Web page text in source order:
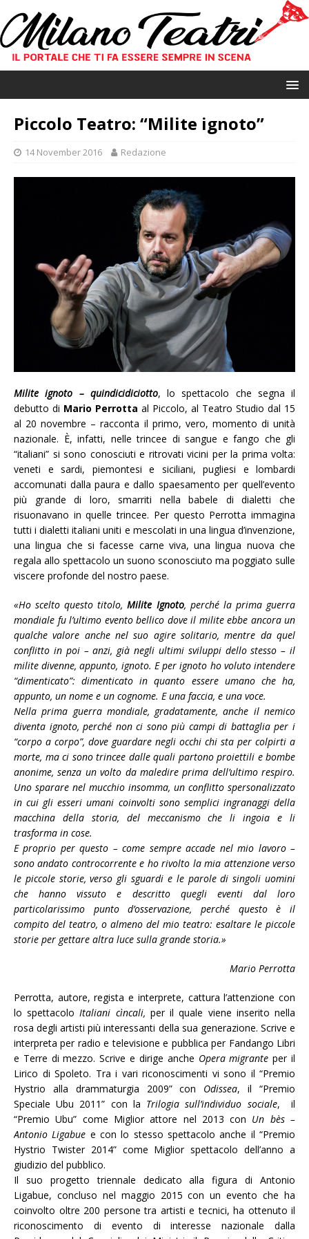
Piccolo Teatro: “Milite ignoto”
14 November 2016 Redazione
Milite ignoto – quindicidiciotto, lo spettacolo che segna il
debutto di Mario Perrotta al Piccolo, al Teatro Studio dal 15
al 20 novembre – racconta il primo, vero, momento di unità
nazionale. È, infatti, nelle trincee di sangue e fango che gli
“italiani” si sono conosciuti e ritrovati vicini per la prima volta:
veneti e sardi, piemontesi e siciliani, pugliesi e lombardi
accomunati dalla paura e dallo spaesamento per quell’evento
più grande di loro, smarriti nella babele di dialetti che
risuonavano in quelle trincee. Per questo Perrotta immagina
tutti i dialetti italiani uniti e mescolati in una lingua d’invenzione,
una lingua che si facesse carne viva, una lingua nuova che
regala allo spettacolo un suono sconosciuto ma poggiato sulle
viscere profonde del nostro paese.
«Ho scelto questo titolo,Milite Ignoto, perché la prima guerra
mondiale fu l’ultimo evento bellico dove il milite ebbe ancora un
qualche valore anche nel suo agire solitario, mentre da quel
conflitto in poi – anzi, già negli ultimi sviluppi dello stesso – il
milite divenne, appunto, ignoto. E per ignoto ho voluto intendere
“dimenticato”: dimenticato in quanto essere umano che ha,
appunto, un nome e un cognome. E una faccia, e una voce.
Nella prima guerra mondiale, gradatamente, anche il nemico
diventa ignoto, perché non ci sono più campi di battaglia per i
“corpo a corpo”, dove guardare negli occhi chi sta per colpirti a
morte, ma ci sono trincee dalle quali partono proiettili e bombe
anonime, senza un volto da maledire prima dell’ultimo respiro.
Uno sparare nel mucchio insomma, un conflitto spersonalizzato
in cui gli esseri umani coinvolti sono semplici ingranaggi della
macchina della storia, del meccanismo che li ingoia e li
trasforma in cose.
E proprio per questo – come sempre accade nel mio lavoro –
sono andato controcorrente e ho rivolto la mia attenzione verso
le piccole storie, verso gli sguardi e le parole di singoli uomini
che hanno vissuto e descritto quegli eventi dal loro
particolarissimo punto d’osservazione, perché questo è il
compito del teatro, o almeno del mio teatro: esaltare le piccole
storie per gettare altra luce sulla grande storia.»
Mario Perrotta
Perrotta, autore, regista e interprete, cattura l’attenzione con
lo spettacoloItaliani cìncali, per il quale viene inserito nella
rosa degli artisti più interessanti della sua generazione. Scrive e
interpreta per radio e televisione e pubblica per Fandango Libri
e Terre di mezzo. Scrive e dirige anche Opera migrante per il
Lirico di Spoleto. Tra i vari riconoscimenti vi sono il “Premio
Hystrio alla drammaturgia 2009” con Odissea, il “Premio
Speciale Ubu 2011” con la Trilogia sull’individuo sociale, il
“Premio Ubu” come Miglior attore nel 2013 con Un bès –
Antonio Ligabue e con lo stesso spettacolo anche il “Premio
Hystrio Twister 2014” come Miglior spettacolo dell’anno a
giudizio del pubblico.
Il suo progetto triennale dedicato alla figura di Antonio
Ligabue, concluso nel maggio 2015 con un evento che ha
coinvolto oltre 200 persone tra artisti e tecnici, ha ottenuto il
riconoscimento di evento di interesse nazionale dalla